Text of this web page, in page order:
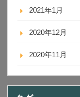
2021年1月
2020年12月
2020年11月